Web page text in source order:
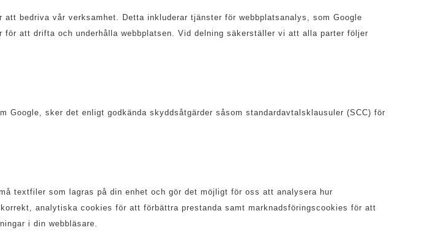
bedriva vår verksamhet. Detta inkluderar tjänster för webbplatsanalys, som Google
att drifta och underhålla webbplatsen. Vid delning säkerställer vi att alla parter följer
sker det enligt godkända skyddsåtgärder såsom standardavtalsklausuler (SCC) för
textfiler som lagras på din enhet och gör det möjligt för oss att analysera hur
analytiska cookies för att förbättra prestanda samt marknadsföringscookies för att
i din webbläsare.